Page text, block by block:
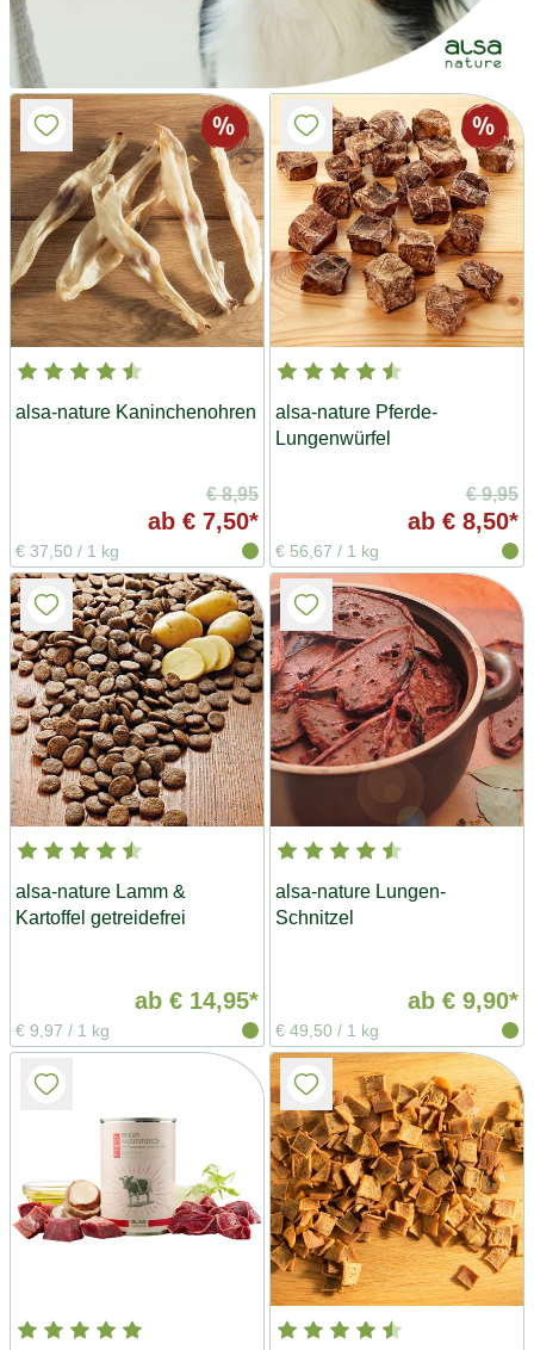
alsa-nature Kaninchenohren
€ 8,95
ab € 7,50*
€ 37,50 / 1 kg
alsa-nature Pferde-
Lungenwürfel
€ 9,95
ab € 8,50*
€ 56,67 / 1 kg
alsa-nature Lamm &
Kartoffel getreidefrei
ab € 14,95*
€ 9,97 / 1 kg
alsa-nature Lungen-
Schnitzel
ab € 9,90*
€ 49,50 / 1 kg